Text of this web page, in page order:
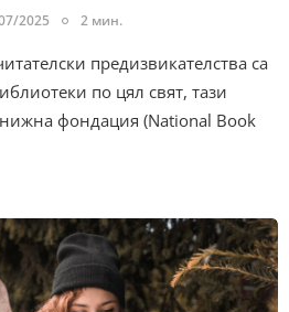
2025 2 мин.
предизвикателства са
по цял свят, тази
фондация (National Book